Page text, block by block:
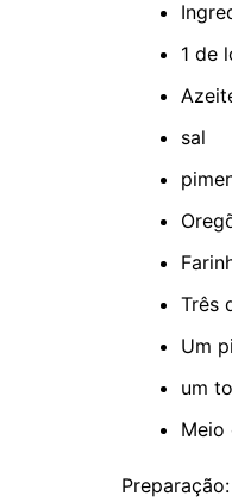
1 de
sal
Três
Um
um
Meio
Preparação: